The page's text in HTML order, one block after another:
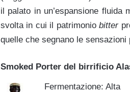
il palato in un’espansione fluida
svolta in cui il patrimoniobitter
quelle che segnano le
Smoked Porter del birrificio
Fermentazione: Alta